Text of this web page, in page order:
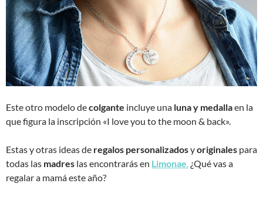
Este otro modelo decolgante incluye una luna y medallaen la
que figura la inscripción «I love you to the moon & back».
Estas y otras ideas de regalos personalizadosyoriginales para
todas las madres las encontrarás en Limonae. ¿Qué vas a
regalar a mamá este año?